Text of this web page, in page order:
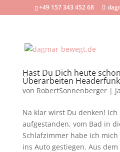
+49 157 343 452 68
Hast Du Dich heute
Überarbeiten
von RobertSonnenberger|
Na klar wirst Du denken!
aufgestanden, vom Bad in
Schlafzimmer habe ich
ins Auto gestiegen. Aus